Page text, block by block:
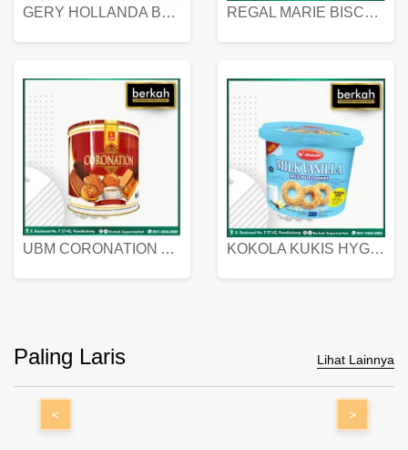
GERY HOLLANDA BUTTER COOKIES 450 GRAM REGAL MARIE BISCUIT KALENG 550 GRAM
UBM CORONATION ASSORTED BISKUIT KALENG 450 GRAM KOKOLA KUKIS HYGIENIC MILK VANILLA PACK 320 GR
Paling Laris Lihat Lainnya
< >